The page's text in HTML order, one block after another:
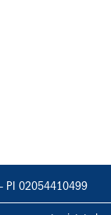
– PI 02054410499